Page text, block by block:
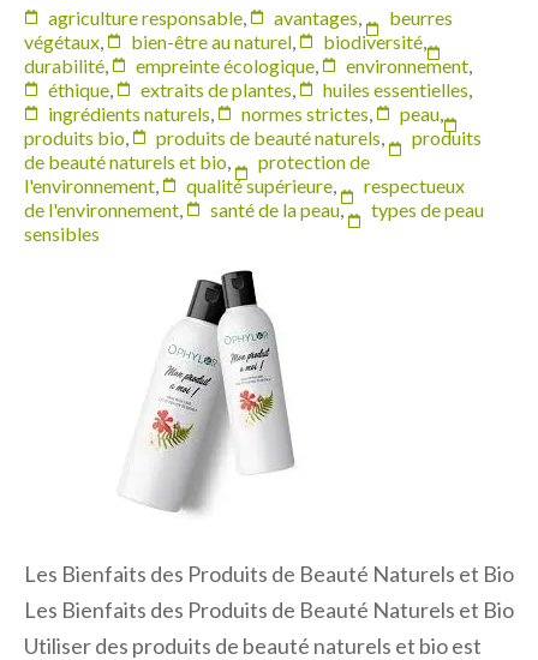
agriculture responsable
avantages
beurres
végétaux
bien-être au naturel biodiversité
durabilité
empreinte écologique environnement
éthique
extraits de plantes huiles essentielles
ingrédients naturels
normes strictes peau
produits bio
produits de beauté naturels
produits
de beauté naturels et bio
protection de
l'environnement
qualité supérieure
respectueux
de l'environnement
santé de la peau,
types de peau
sensibles
Les Bienfaits des Produits de Beauté Naturels et Bio
Les Bienfaits des Produits de Beauté Naturels et Bio
Utiliser des produits de beauté naturels et bio est